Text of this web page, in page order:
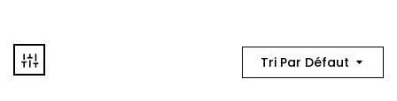
Tri Par Défaut